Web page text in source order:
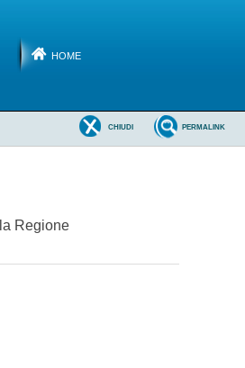
HOME
PERMALINK
CHIUDI
Regione